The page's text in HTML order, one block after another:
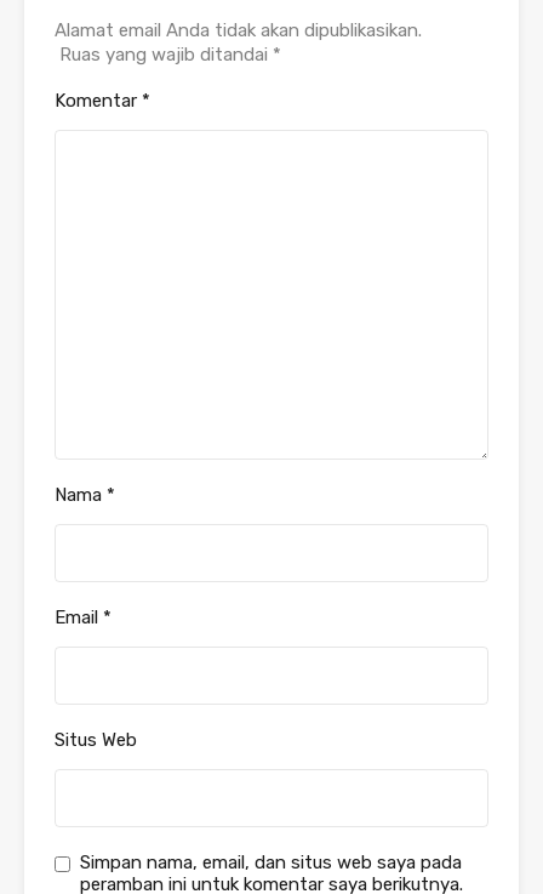
Alamat email Anda tidak akan dipublikasikan.
Ruas yang wajib ditandai *
Komentar *
Nama *
Email *
Situs Web
Simpan nama, email, dan situs web saya pada
peramban ini untuk komentar saya berikutnya.